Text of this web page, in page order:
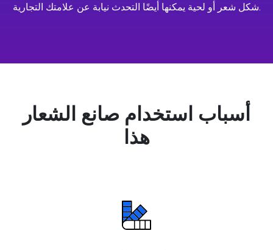
شكل شعر أو لحية يمكنها أيضًا التحدث نيابة عن علامتك التجارية.
أسباب استخدام صانع الشعار
هذا